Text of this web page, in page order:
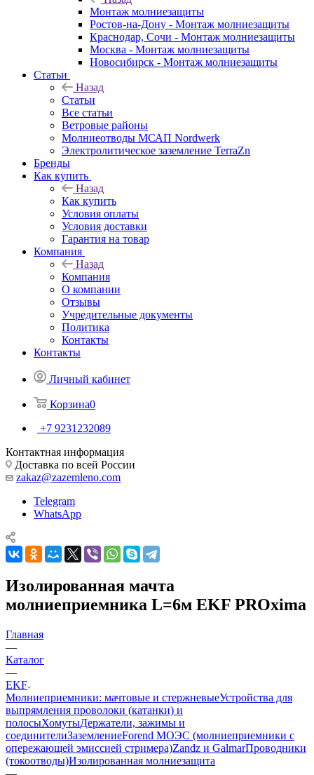
Монтаж молниезащиты
Ростов-на-Дону - Монтаж молниезащиты
Краснодар, Сочи - Монтаж молниезащиты
Москва - Монтаж молниезащиты
Новосибирск - Монтаж молниезащиты
Статьи
Назад
Статьи
Все статьи
Ветровые районы
Молниеотводы МСАП Nordwerk
Электролитическое заземление TerraZn
Бренды
Как купить
Назад
Как купить
Условия оплаты
Условия доставки
Гарантия на товар
Компания
Назад
Компания
О компании
Отзывы
Учредительные документы
Политика
Контакты
Контакты
Личный кабинет
Корзина0
+7 9231232089
Контактная информация
Доставка по всей России
zakaz@zazemleno.com
Telegram
WhatsApp
Изолированная мачта
молниеприемника L=6м EKF PROxima
Главная
—
Каталог
—
EKF
Молниеприемники: мачтовые и стержневыеУстройства для
выпрямления проволоки (катанки) и
полосыХомутыДержатели, зажимы и
соединителиЗаземлениеForend МОЭС (молниеприемники с
опережающей эмиссией стримера)Zandz и GalmarПроводники
(токоотводы)Изолированная молниезащита